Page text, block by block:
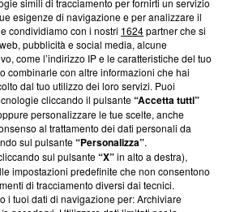
trasparenti su Blasting
editoriali e su come ci impegniamo a
afferma la nostra aderenza a
Integrity’Blasting News non è
ma ha richiesto di farne
ha ancora effettuato una verifica di
simili di tracciamento per fornirti un servizio
esigenze di navigazione e per analizzare il
condividiamo con i nostri 1624partner che si
pubblicità e social media, alcune
come l’indirizzo IP e le caratteristiche del tuo
combinarle con altre informazioni che hai
dal tuo utilizzo dei loro servizi. Puoi
cliccando il pulsante“Accetta tutti”
personalizzare le tue scelte, anche
al trattamento dei dati personali da
sul pulsante“Personalizza”.
sul pulsante“X”in alto a destra),
impostazioni predefinite che non consentono
di tracciamento diversi dai tecnici.
i tuoi dati di navigazione per: Archiviare